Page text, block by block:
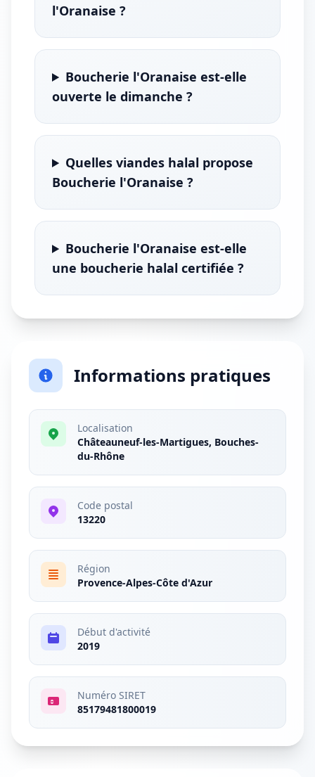
l'Oranaise ?
Boucherie l'Oranaise est-elle
ouverte le dimanche ?
Quelles viandes halal propose
Boucherie l'Oranaise ?
Boucherie l'Oranaise est-elle
une boucherie halal certifiée ?
Informations pratiques
Localisation
Châteauneuf-les-Martigues, Bouches-
du-Rhône
Code postal
13220
Région
Provence-Alpes-Côte d'Azur
Début d'activité
2019
Numéro SIRET
85179481800019